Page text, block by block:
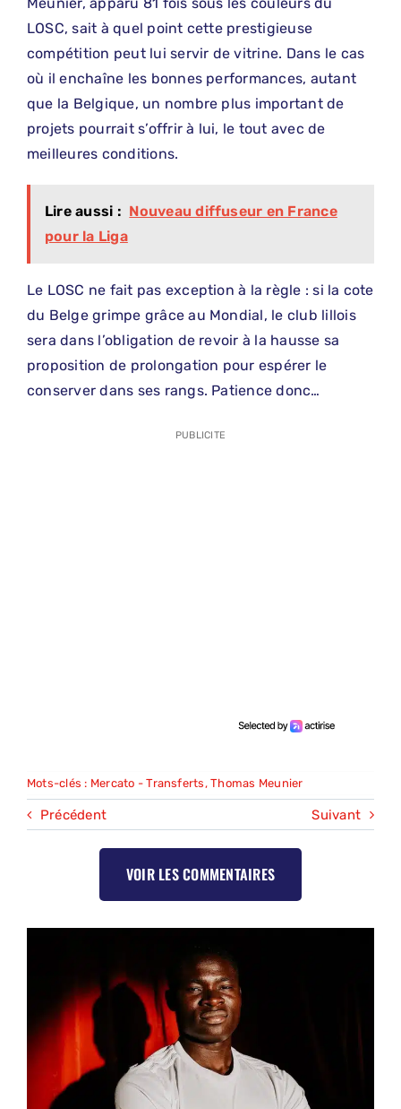
Meunier, apparu 81 fois sous les couleurs du
LOSC, sait à quel point cette prestigieuse
compétition peut lui servir de vitrine. Dans le cas
où il enchaîne les bonnes performances, autant
que la Belgique, un nombre plus important de
projets pourrait s’offrir à lui, le tout avec de
meilleures conditions.
Lire aussi : Nouveau diffuseur en France
pour la Liga
Le LOSC ne fait pas exception à la règle : si la cote
du Belge grimpe grâce au Mondial, le club lillois
sera dans l’obligation de revoir à la hausse sa
proposition de prolongation pour espérer le
conserver dans ses rangs. Patience donc…
PUBLICITE
Mots-clés : Mercato - Transferts,Thomas Meunier
Précédent Suivant
VOIR LES COMMENTAIRES